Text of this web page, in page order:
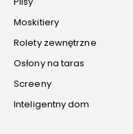
Moskitiery
Rolety zewnętrzne
Osłony na taras
Screeny
Inteligentny dom